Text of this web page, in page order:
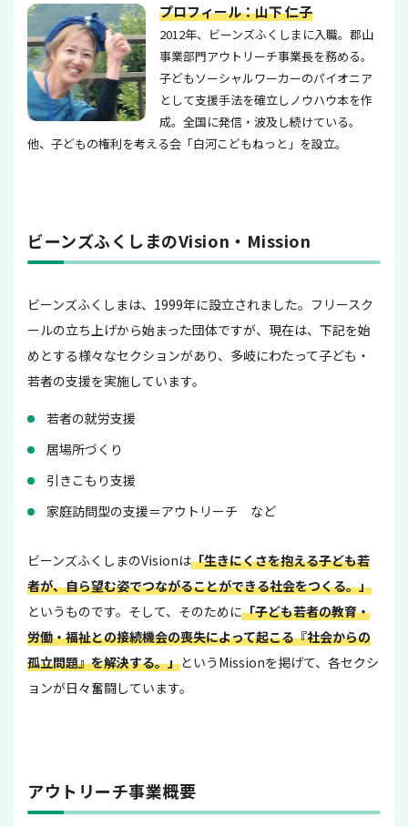
プロフィール：山下 仁子
2012年、ビーンズふくしまに入職。郡山
事業部門アウトリーチ事業長を務める。
子どもソーシャルワーカーのパイオニア
として支援手法を確立しノウハウ本を作
成。全国に発信・波及し続けている。
他、子どもの権利を考える会「白河こどもねっと」を設立。
ビーンズふくしまのVision・Mission
ビーンズふくしまは、1999年に設立されました。フリースク
ールの立ち上げから始まった団体ですが、現在は、下記を始
めとする様々なセクションがあり、多岐にわたって子ども・
若者の支援を実施しています。
若者の就労支援
居場所づくり
引きこもり支援
家庭訪問型の支援＝アウトリーチ など
ビーンズふくしまのVisionは「生きにくさを抱える子ども若
者が、自ら望む姿でつながることができる社会をつくる。」
というものです。そして、そのために「子ども若者の教育・
労働・福祉との接続機会の喪失によって起こる『社会からの
孤立問題』を解決する。」というMissionを掲げて、各セクシ
ョンが日々奮闘しています。
アウトリーチ事業概要